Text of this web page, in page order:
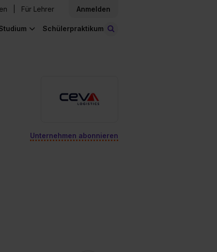
Für Lehrer Anmelden
Schülerpraktikum
Unternehmen abonnieren